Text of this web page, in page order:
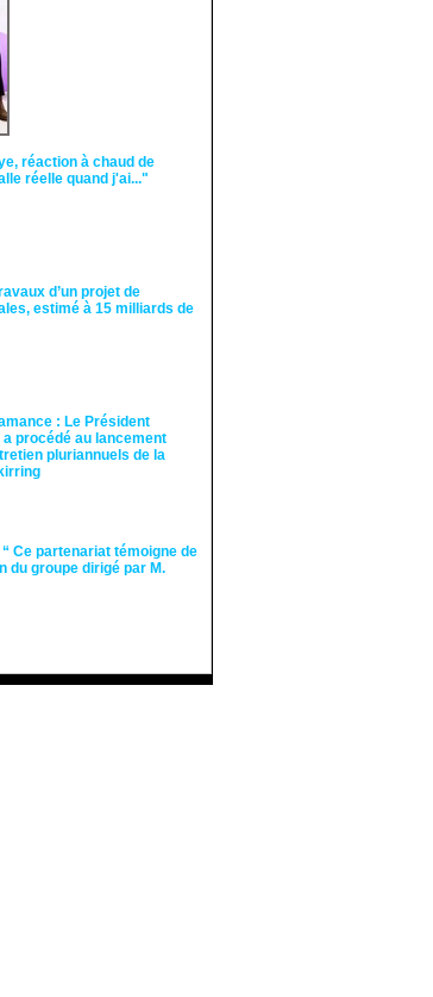
réaction à chaud de
réelle quand j'ai..."
d’un projet de
estimé à 15 milliards de
: Le Président
procédé au lancement
pluriannuels de la
Ce partenariat témoigne de
du groupe dirigé par M.